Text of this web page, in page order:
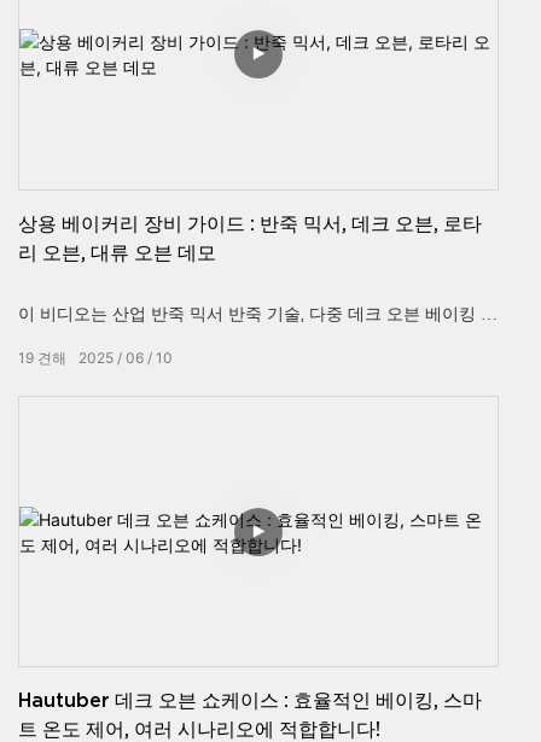
우리의 생산은 국제 표준을 엄격하게 따라 각 구성 요소가 최고
지로의 안전하고시기 적절한 배송을 보장합니다.
할 수 ​​있도록 자세한 운영 매뉴얼 및 기술 문서를 제공합니다.
상용 베이커리 장비 가이드 : 반죽 믹서, 데크 오븐, 로타
리 오븐, 대류 오븐 데모
이 비디오는 산업 반죽 믹서 반죽 기술, 다중 데크 오븐 베이킹 시
를 보여줍니다. 베이커리, 중앙 주방에 이상적입니다 & 더 낮은
2025 06 10
19 견해
Hautuber 데크 오븐 쇼케이스 : 효율적인 베이킹, 스마
트 온도 제어, 여러 시나리오에 적합합니다!